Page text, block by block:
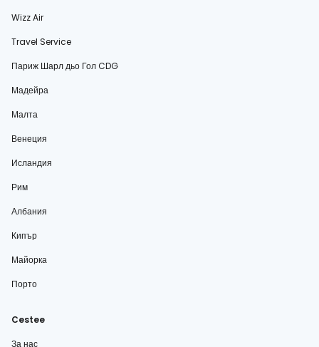
Wizz Air
Travel Service
Париж Шарл дьо Гол CDG
Мадейра
Малта
Венеция
Исландия
Рим
Албания
Кипър
Майорка
Порто
Cestee
За нас